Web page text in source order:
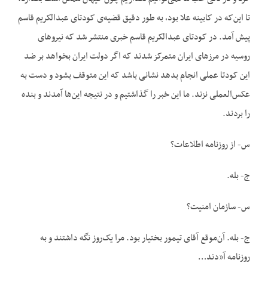
تا این‌که در کابینه علا بود، به طور دقیق قضیه‌ی کودتای عبدالکریم قاسم
پیش آمد. در کودتای عبدالکریم قاسم خبری منتشر شد که نیروهای
روسیه در مرزهای ایران متمرکز شدند که اگر دولت ایران بخواهد بر ضد
این کودتا عملی انجام بدهد نشانی باشد که این متوقف بشود و دست به
عکس‌العملی نزند. ما این خبر را گذاشتیم و در نتیجه این‌ها آمدند و بنده
را بردند.
س- از روزنامه اطلاعات؟
ج- بله.
س- سازمان امنیت؟
ج- بله. آن‌موقع آقای تیمور بختیار بود. مرا یک‌روز نگه داشتند و به
روزنامه آ«دند…